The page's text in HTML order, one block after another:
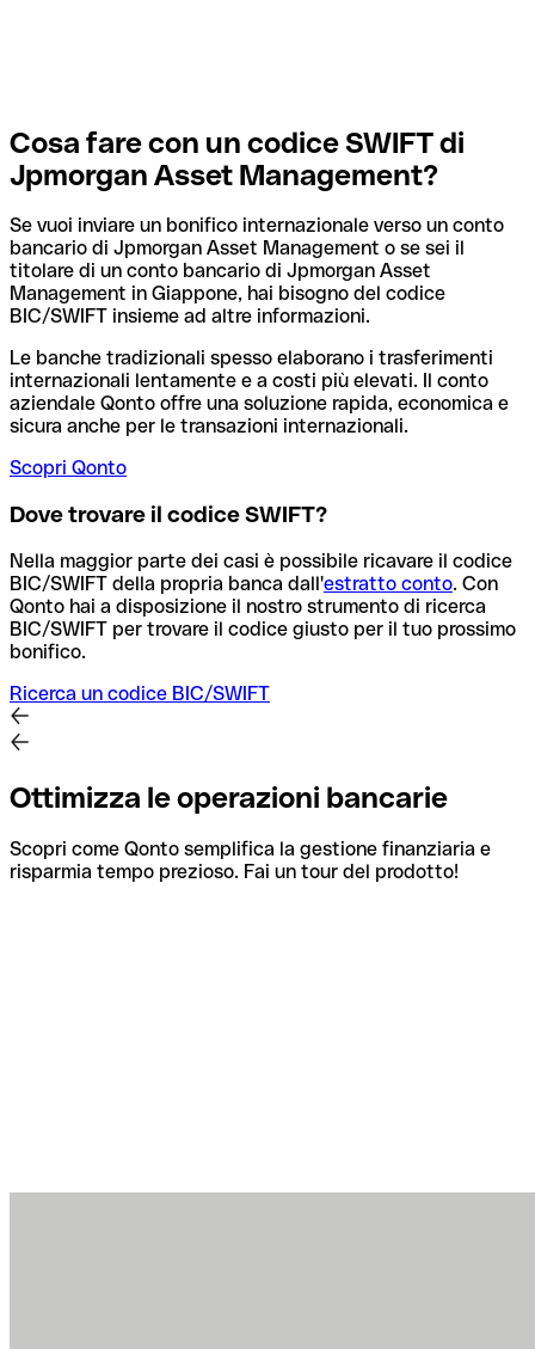
Cosa fare con un codice SWIFT di
Jpmorgan Asset Management?
Se vuoi inviare un bonifico internazionale verso un conto
bancario di Jpmorgan Asset Management o se sei il
titolare di un conto bancario di Jpmorgan Asset
Management in Giappone, hai bisogno del codice
BIC/SWIFT insieme ad altre informazioni.
Le banche tradizionali spesso elaborano i trasferimenti
internazionali lentamente e a costi più elevati. Il conto
aziendale Qonto offre una soluzione rapida, economica e
sicura anche per le transazioni internazionali.
Scopri Qonto
Dove trovare il codice SWIFT?
Nella maggior parte dei casi è possibile ricavare il codice
BIC/SWIFT della propria banca dall'estratto conto. Con
Qonto hai a disposizione il nostro strumento di ricerca
BIC/SWIFT per trovare il codice giusto per il tuo prossimo
bonifico.
Ricerca un codice BIC/SWIFT
Ottimizza le operazioni bancarie
Scopri come Qonto semplifica la gestione finanziaria e
risparmia tempo prezioso. Fai un tour del prodotto!